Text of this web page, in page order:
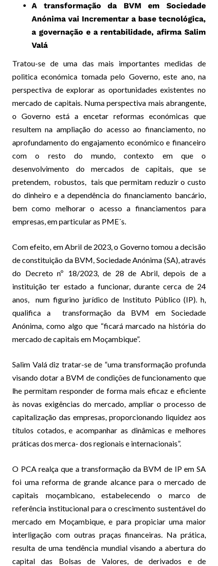
A transformação da BVM em Sociedade
Anónima vai Incrementar a base tecnológica,
a governação e a rentabilidade, afirma Salim
Valá
Tratou-se de uma das mais importantes medidas de
politica económica tomada pelo Governo, este ano, na
perspectiva de explorar as oportunidades existentes no
mercado de capitais. Numa perspectiva mais abrangente,
o Governo está a encetar reformas económicas que
resultem na ampliação do acesso ao financiamento, no
aprofundamento do engajamento económico e financeiro
com o resto do mundo, contexto em que o
desenvolvimento do mercados de capitais, que se
pretendem, robustos, tais que permitam reduzir o custo
do dinheiro e a dependência do financiamento bancário,
bem como melhorar o acesso a financiamentos para
empresas, em particular as PME´s.
Com efeito, em Abril de 2023, o Governo tomou a decisão
de constituição da BVM, Sociedade Anónima (SA), através
do Decreto nº 18/2023, de 28 de Abril, depois de a
instituição ter estado a funcionar, durante cerca de 24
anos, num figurino jurídico de Instituto Público (IP). h,
qualifica a transformação da BVM em Sociedade
Anónima, como algo que “ficará marcado na história do
mercado de capitais em Moçambique”.
Salim Valá diz tratar-se de “uma transformação profunda
visando dotar a BVM de condições de funcionamento que
lhe permitam responder de forma mais eficaz e eficiente
às novas exigências do mercado, ampliar o processo de
capitalização das empresas, proporcionando liquidez aos
títulos cotados, e acompanhar as dinâmicas e melhores
práticas dos merca- dos regionais e internacionais”.
O PCA realça que a transformação da BVM de IP em SA
foi uma reforma de grande alcance para o mercado de
capitais moçambicano, estabelecendo o marco de
referência institucional para o crescimento sustentável do
mercado em Moçambique, e para propiciar uma maior
interligação com outras praças financeiras. Na prática,
resulta de uma tendência mundial visando a abertura do
capital das Bolsas de Valores, de derivados e de